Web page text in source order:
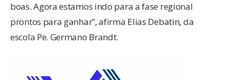
boas. Agora estamos indo para a fase regional
prontos para ganhar”, afirma Elias Debatin, da
escola Pe. Germano Brandt.